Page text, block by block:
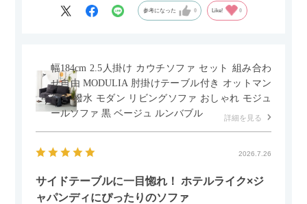
参考になった 0 Like! 0
幅184cm 2.5人掛け カウチソファ セット 組み合わ
せ自由 MODULIA 肘掛けテーブル付き オットマン
付き 撥水 モダン リビングソファ おしゃれ モジュ
ールソファ 黒 ベージュ ルンバブル
詳細を見る
2026.7.26
サイドテーブルに一目惚れ！ ホテルライク×ジ
ャパンディにぴったりのソファ